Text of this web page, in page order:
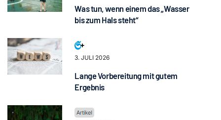
Was tun, wenn einem das „Wasser
bis zum Hals steht“
3. JULI 2026
Lange Vorbereitung mit gutem
Ergebnis